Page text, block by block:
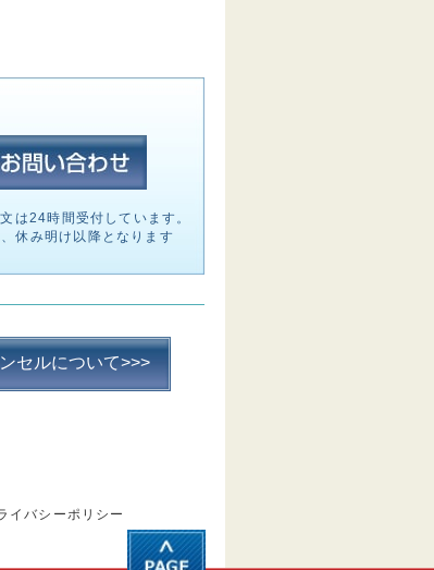
は24時間受付しています。
休み明け以降となります
セルについて>>>
イバシーポリシー